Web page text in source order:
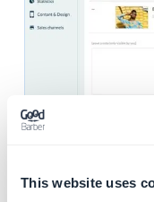
This website uses